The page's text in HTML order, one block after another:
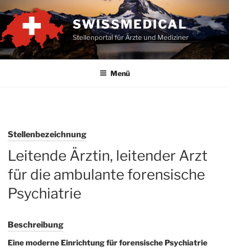
Inhalt
springen
SWISSMEDICAL
Stellenportal für Ärzte und Mediziner
Menü
Stellenbezeichnung
Leitende Ärztin, leitender Arzt
für die ambulante forensische
Psychiatrie
Beschreibung
Eine moderne Einrichtung für forensische Psychiatrie